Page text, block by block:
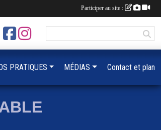
PRATIQUES MÉDIAS Contact et plan
Participer au site :